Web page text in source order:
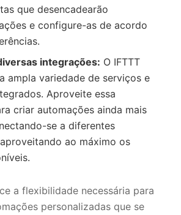
que desencadearão
e configure-as de acordo
integrações: O IFTTT
ampla variedade de serviços e
Aproveite essa
criar automações ainda mais
se a diferentes
ao máximo os
a flexibilidade necessária para
personalizadas que se